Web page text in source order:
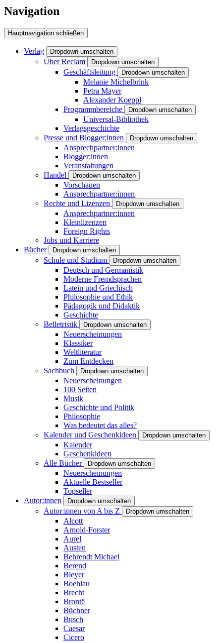
Navigation
Hauptnavigation schließen
Verlag Dropdown umschalten
Über Reclam Dropdown umschalten
Geschäftsleitung Dropdown umschalten
Melanie Michelbrink
Petra Mayer
Alexander Koeppl
Programmbereiche
Dropdown umschalten
Universal-Bibliothek
Verlagsgeschichte
Presse und Blogger:innen
Dropdown umschalten
Ansprechpartner:innen
Blogger:innen
Veranstaltungen
Handel
Dropdown umschalten
Vorschauen
Ansprechpartner:innen
Rechte und Lizenzen
Dropdown umschalten
Ansprechpartner:innen
Kleinlizenzen
Foreign Rights
Jobs und Karriere
Bücher
Dropdown umschalten
Schule und Studium Dropdown umschalten
Deutsch und Germanistik
Moderne Fremdsprachen
Latein und Griechisch
Philosophie und Ethik
Pädagogik und Didaktik
Geschichte
Belletristik
Dropdown umschalten
Neuerscheinungen
Klassiker
Weltliteratur
Zum Entdecken
Sachbuch
Dropdown umschalten
Neuerscheinungen
100 Seiten
Musik
Geschichte und Politik
Philosophie
Was bedeutet das alles?
Kalender und Geschenkideen
Dropdown umschalten
Kalender
Geschenkideen
Alle Bücher
Dropdown umschalten
Neuerscheinungen
Aktuelle Bestseller
Topseller
Autor:innen
Dropdown umschalten
Autor:innen von A bis Z Dropdown umschalten
Alcott
Arnold-Forster
Aurel
Austen
Behrendt Michael
Berend
Bleyer
Boehlau
Brecht
Brontë
Büchner
Busch
Caesar
Cicero